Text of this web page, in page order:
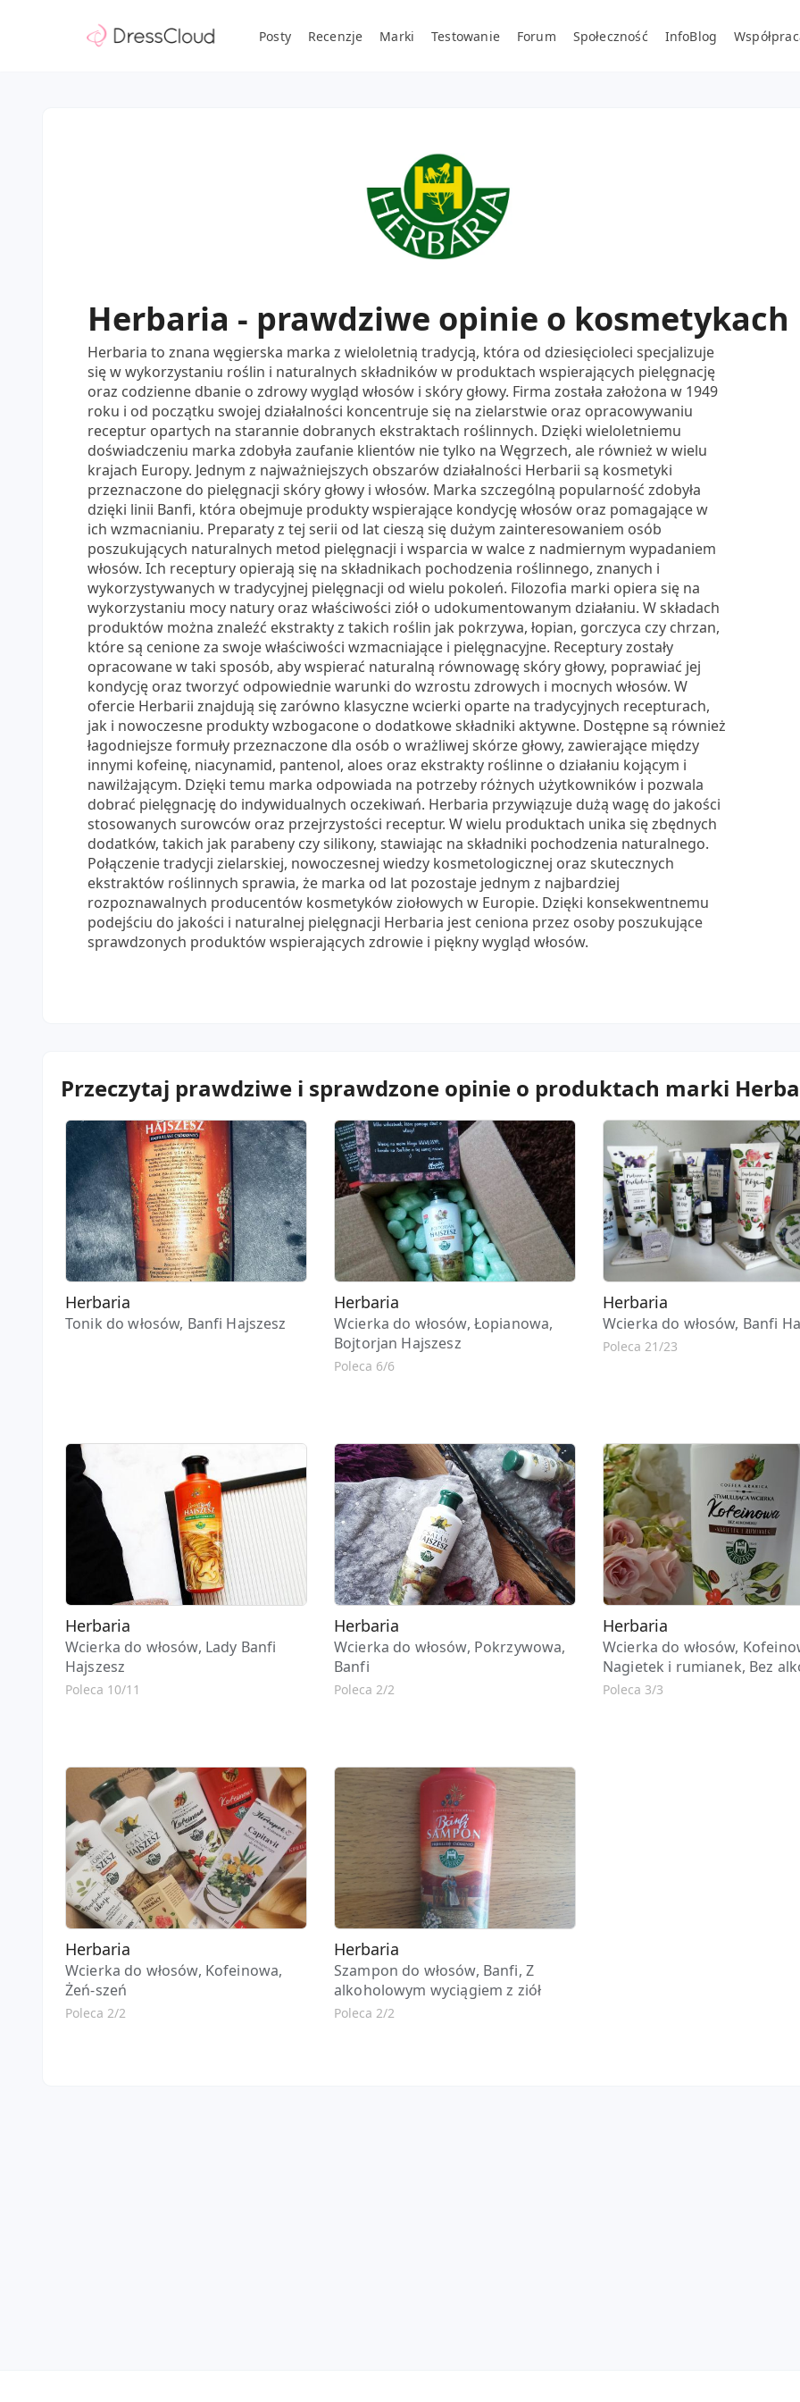
Posty Recenzje Marki Testowanie Forum Społeczność InfoBlog
Herbaria - prawdziwe opinie o kosmetykach
Herbaria to znana węgierska marka z wieloletnią tradycją, która od dziesięcioleci specjalizuje
się w wykorzystaniu roślin i naturalnych składników w produktach wspierających pielęgnację
oraz codzienne dbanie o zdrowy wygląd włosów i skóry głowy. Firma została założona w 1949
roku i od początku swojej działalności koncentruje się na zielarstwie oraz opracowywaniu
receptur opartych na starannie dobranych ekstraktach roślinnych. Dzięki wieloletniemu
doświadczeniu marka zdobyła zaufanie klientów nie tylko na Węgrzech, ale również w wielu
krajach Europy. Jednym z najważniejszych obszarów działalności Herbarii są kosmetyki
przeznaczone do pielęgnacji skóry głowy i włosów. Marka szczególną popularność zdobyła
dzięki linii Banfi, która obejmuje produkty wspierające kondycję włosów oraz pomagające w
ich wzmacnianiu. Preparaty z tej serii od lat cieszą się dużym zainteresowaniem osób
poszukujących naturalnych metod pielęgnacji i wsparcia w walce z nadmiernym wypadaniem
włosów. Ich receptury opierają się na składnikach pochodzenia roślinnego, znanych i
wykorzystywanych w tradycyjnej pielęgnacji od wielu pokoleń. Filozofia marki opiera się na
wykorzystaniu mocy natury oraz właściwości ziół o udokumentowanym działaniu. W składach
produktów można znaleźć ekstrakty z takich roślin jak pokrzywa, łopian, gorczyca czy chrzan,
które są cenione za swoje właściwości wzmacniające i pielęgnacyjne. Receptury zostały
opracowane w taki sposób, aby wspierać naturalną równowagę skóry głowy, poprawiać jej
kondycję oraz tworzyć odpowiednie warunki do wzrostu zdrowych i mocnych włosów. W
ofercie Herbarii znajdują się zarówno klasyczne wcierki oparte na tradycyjnych recepturach,
jak i nowoczesne produkty wzbogacone o dodatkowe składniki aktywne. Dostępne są również
łagodniejsze formuły przeznaczone dla osób o wrażliwej skórze głowy, zawierające między
innymi kofeinę, niacynamid, pantenol, aloes oraz ekstrakty roślinne o działaniu kojącym i
nawilżającym. Dzięki temu marka odpowiada na potrzeby różnych użytkowników i pozwala
dobrać pielęgnację do indywidualnych oczekiwań. Herbaria przywiązuje dużą wagę do jakości
stosowanych surowców oraz przejrzystości receptur. W wielu produktach unika się zbędnych
dodatków, takich jak parabeny czy silikony, stawiając na składniki pochodzenia naturalnego.
Połączenie tradycji zielarskiej, nowoczesnej wiedzy kosmetologicznej oraz skutecznych
ekstraktów roślinnych sprawia, że marka od lat pozostaje jednym z najbardziej
rozpoznawalnych producentów kosmetyków ziołowych w Europie. Dzięki konsekwentnemu
podejściu do jakości i naturalnej pielęgnacji Herbaria jest ceniona przez osoby poszukujące
sprawdzonych produktów wspierających zdrowie i piękny wygląd włosów.
Przeczytaj prawdziwe i sprawdzone opinie o produktach marki
Herbaria
Tonik do włosów, Banfi Hajszesz
Herbaria
Wcierka do włosów, Łopianowa,
Bojtorjan Hajszesz
Poleca 6/6
Herbaria
Wcierka do włosów, Banfi
Poleca 21/23
Herbaria
Wcierka do włosów, Lady Banfi
Hajszesz
Poleca 10/11
Herbaria
Wcierka do włosów, Pokrzywowa,
Banfi
Poleca 2/2
Herbaria
Wcierka do włosów,
Nagietek i rumianek, Bez
Poleca 3/3
Herbaria
Wcierka do włosów, Kofeinowa,
Żeń-szeń
Poleca 2/2
Herbaria
Szampon do włosów, Banfi, Z
alkoholowym wyciągiem z ziół
Poleca 2/2